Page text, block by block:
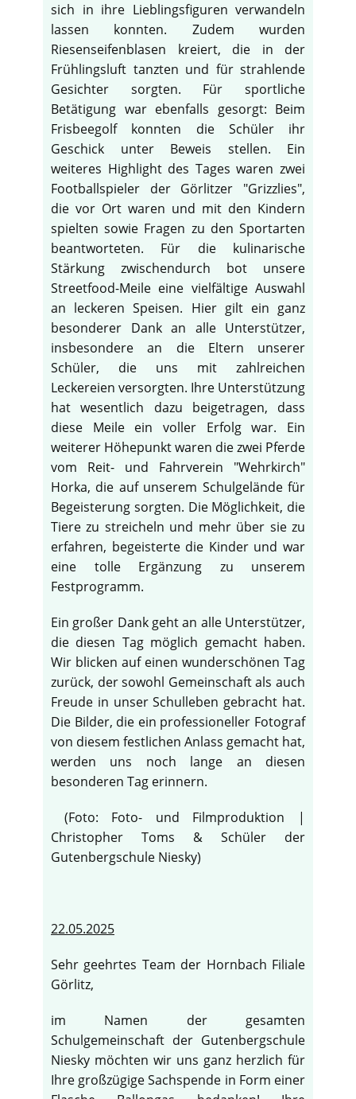
sich in ihre Lieblingsfiguren verwandeln
lassen konnten. Zudem wurden
Riesenseifenblasen kreiert, die in der
Frühlingsluft tanzten und für strahlende
Gesichter sorgten. Für sportliche
Betätigung war ebenfalls gesorgt: Beim
Frisbeegolf konnten die Schüler ihr
Geschick unter Beweis stellen. Ein
weiteres Highlight des Tages waren zwei
Footballspieler der Görlitzer "Grizzlies",
die vor Ort waren und mit den Kindern
spielten sowie Fragen zu den Sportarten
beantworteten. Für die kulinarische
Stärkung zwischendurch bot unsere
Streetfood-Meile eine vielfältige Auswahl
an leckeren Speisen. Hier gilt ein ganz
besonderer Dank an alle Unterstützer,
insbesondere an die Eltern unserer
Schüler, die uns mit zahlreichen
Leckereien versorgten. Ihre Unterstützung
hat wesentlich dazu beigetragen, dass
diese Meile ein voller Erfolg war. Ein
weiterer Höhepunkt waren die zwei Pferde
vom Reit- und Fahrverein "Wehrkirch"
Horka, die auf unserem Schulgelände für
Begeisterung sorgten. Die Möglichkeit, die
Tiere zu streicheln und mehr über sie zu
erfahren, begeisterte die Kinder und war
eine tolle Ergänzung zu unserem
Festprogramm.
Ein großer Dank geht an alle Unterstützer,
die diesen Tag möglich gemacht haben.
Wir blicken auf einen wunderschönen Tag
zurück, der sowohl Gemeinschaft als auch
Freude in unser Schulleben gebracht hat.
Die Bilder, die ein professioneller Fotograf
von diesem festlichen Anlass gemacht hat,
werden uns noch lange an diesen
besonderen Tag erinnern.
(Foto: Foto- und Filmproduktion |
Christopher Toms & Schüler der
Gutenbergschule Niesky)
22.05.2025
Sehr geehrtes Team der Hornbach Filiale
Görlitz,
im Namen der gesamten
Schulgemeinschaft der Gutenbergschule
Niesky möchten wir uns ganz herzlich für
Ihre großzügige Sachspende in Form einer